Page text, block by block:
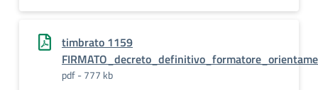
timbrato 1159
pdf - 777 kb